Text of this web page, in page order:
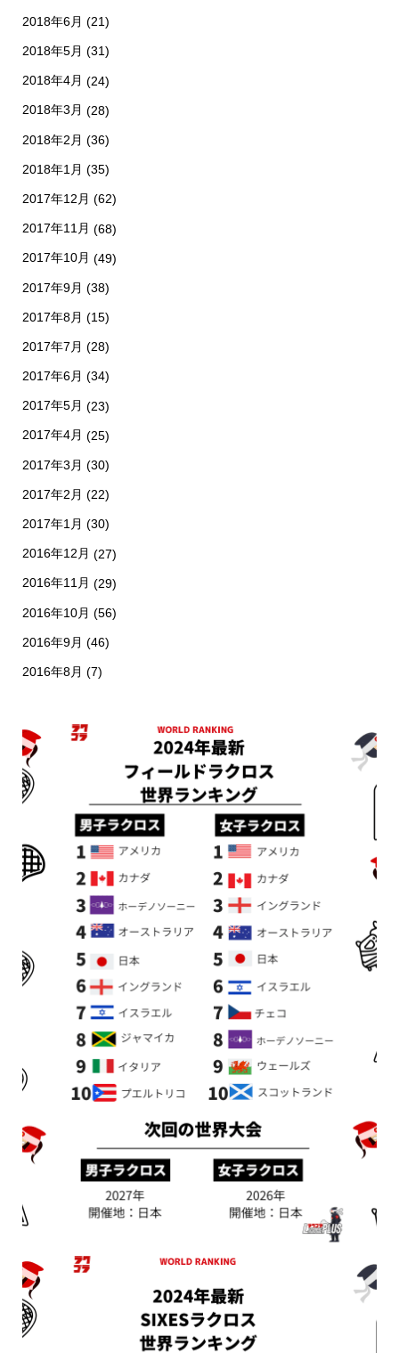
2018年6月 (21)
2018年5月 (31)
2018年4月 (24)
2018年3月 (28)
2018年2月 (36)
2018年1月 (35)
2017年12月 (62)
2017年11月 (68)
2017年10月 (49)
2017年9月 (38)
2017年8月 (15)
2017年7月 (28)
2017年6月 (34)
2017年5月 (23)
2017年4月 (25)
2017年3月 (30)
2017年2月 (22)
2017年1月 (30)
2016年12月 (27)
2016年11月 (29)
2016年10月 (56)
2016年9月 (46)
2016年8月 (7)
シェア